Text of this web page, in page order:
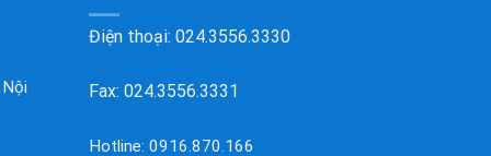
Điện thoại: 024.3556.3330
Fax: 024.3556.3331
Hotline: 0916.870.166